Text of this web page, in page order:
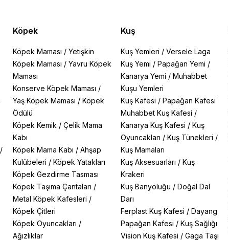
/
Köpek
Köpek Maması /Yetişkin
Köpek Maması /Yavru Köpek
Maması
Konserve Köpek Maması /
Yaş Köpek Maması /Köpek
Ödülü
Köpek Kemik /Çelik Mama
Kabı
Köpek Mama Kabı /Ahşap
Kulübeleri /Köpek Yatakları
Köpek Gezdirme Tasması
Köpek Taşıma Çantaları /
Metal Köpek Kafesleri /
Köpek Çitleri
Köpek Oyuncakları /
Ağızlıklar
Kuş
Kuş Yemleri / Versele Laga
Kuş Yemi / Papağan Yemi /
Kanarya Yemi / Muhabbet
Kuşu Yemleri
Kuş Kafesi / Papağan Kafesi
Muhabbet Kuş Kafesi /
Kanarya Kuş Kafesi / Kuş
Oyuncakları / Kuş Tünekleri /
Kuş Mamaları
Kuş Aksesuarları / Kuş
Krakeri
Kuş Banyoluğu / Doğal Dal
Darı
Ferplast Kuş Kafesi / Dayang
Papağan Kafesi / Kuş Sağlığı
Vision Kuş Kafesi / Gaga Taşı